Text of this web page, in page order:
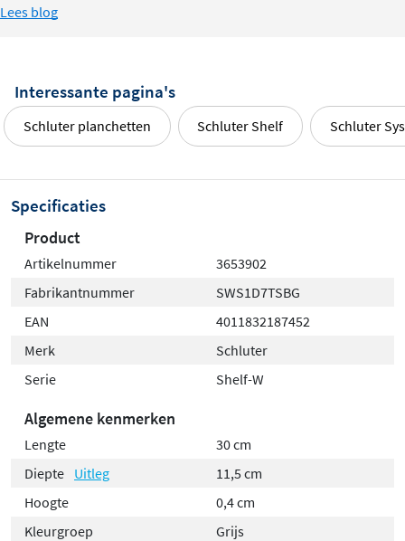
Lees blog
Interessante pagina's
Schluter planchetten Schluter Shelf Schluter
Specificaties
Product
Artikelnummer
3653902
Fabrikantnummer
SWS1D7TSBG
EAN
4011832187452
Merk
Schluter
Serie
Shelf-W
Algemene kenmerken
Lengte
30 cm
Diepte Uitleg
11,5 cm
Hoogte
0,4 cm
Kleurgroep
Grijs